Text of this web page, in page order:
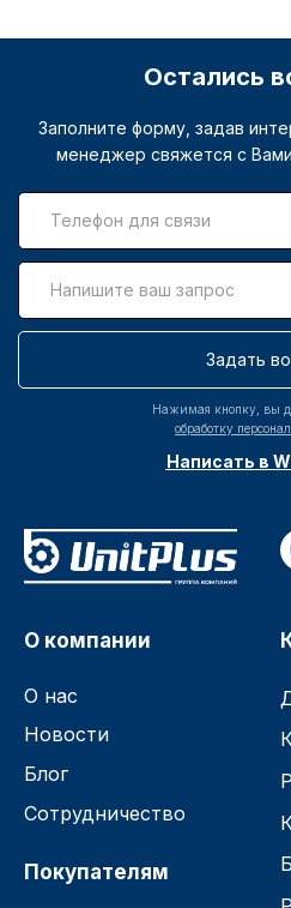
Остались
Заполните форму, задав
менеджер свяжется с
Задать
Нажимая кнопку, вы
обработку
Написать в
О компании
О нас
Новости
Блог
Сотрудничество
Покупателям